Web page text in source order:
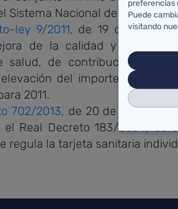
Sistema Nacional de Salud.
ley 9/2011, de 19 de agosto,
de la calidad y cohesión
salud, de contribución a la
del importe máximo
2011.
702/2013, de 20 de
el Real Decreto 183/2004, de
regula la tarjeta sanitaria
preferencias
Puede
visitando